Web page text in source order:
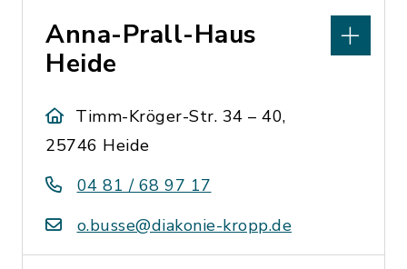
Anna-Prall-Haus
Heide
Timm-Kröger-Str. 34 – 40,
25746 Heide
04 81 / 68 97 17
o.busse@diakonie-kropp.de